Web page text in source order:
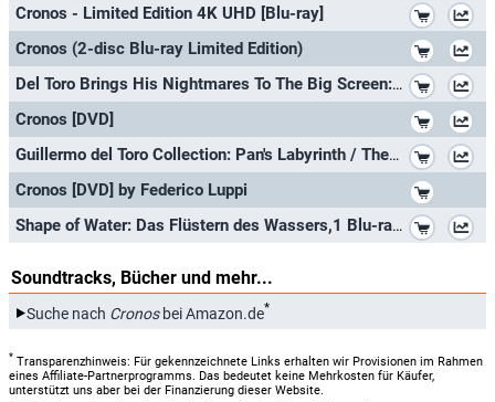
Cronos - Limited Edition 4K UHD [Blu-ray]
Cronos (2-disc Blu-ray Limited Edition)
Del Toro Brings His Nightmares To The Big Screen: The Devil's Backbone (Special Edition) + Don't Be Afraid Of The Dark (Double
Cronos [DVD]
Guillermo del Toro Collection: Pan's Labyrinth / The Devil's Backbone [3 DVDs] [UK Import]
Cronos [DVD] by Federico Luppi
Shape of Water: Das Flüstern des Wassers,1 Blu-ray: Ausgezeichnet mit dem Golden Globe 2018 für den Beste Regie, Beste Filmmusi
Soundtracks, Bücher und mehr...
Suche nach Cronosbei Amazon.de*
* Transparenzhinweis: Für gekennzeichnete Links erhalten wir Provisionen im Rahmen
eines Affiliate-Partnerprogramms. Das bedeutet keine Mehrkosten für Käufer,
unterstützt uns aber bei der Finanzierung dieser Website.